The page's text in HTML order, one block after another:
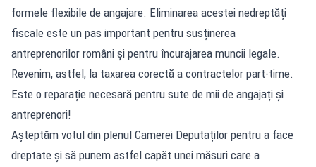
formele flexibile de angajare. Eliminarea acestei nedreptăți
fiscale este un pas important pentru susținerea
antreprenorilor români și pentru încurajarea muncii legale.
Revenim, astfel, la taxarea corectă a contractelor part-time.
Este o reparație necesară pentru sute de mii de angajați și
antreprenori!
Așteptăm votul din plenul Camerei Deputaților pentru a face
dreptate și să punem astfel capăt unei măsuri care a